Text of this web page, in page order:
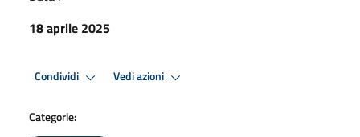
18 aprile 2025
Condividi Vedi azioni
Categorie: